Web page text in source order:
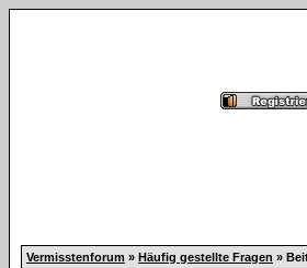
Vermisstenforum » Häufig gestellte Fragen »